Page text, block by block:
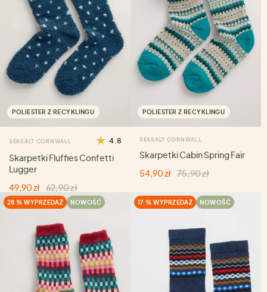
POLIESTER Z RECYKLINGU
SEASALT CORNWALL 4.8
Skarpetki Fluffies Confetti
Lugger
49,90 zł 62,90 zł
POLIESTER Z RECYKLINGU
SEASALT CORNWALL
Skarpetki Cabin Spring Fair
54,90 zł 75,90 zł
28 % WYPRZEDAŻ NOWOŚĆ 17 % WYPRZEDAŻ NOWOŚĆ